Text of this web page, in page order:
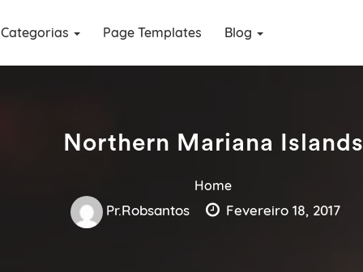
Categorias Page Templates Blog
Northern Mariana Islands
Home
Pr.robsantos Fevereiro 18, 2017